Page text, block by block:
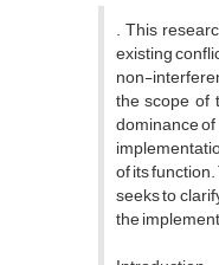
. This
existing
non-
the scope of
dominance
of its
seeks to
the